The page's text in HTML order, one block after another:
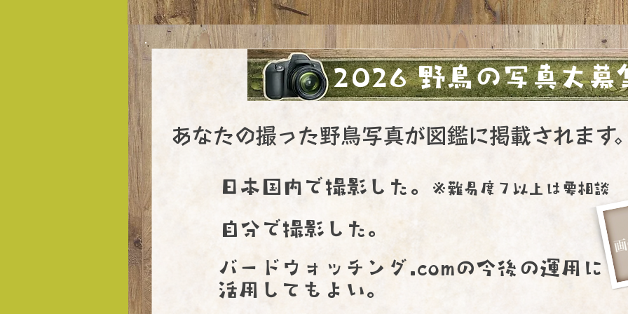
2026 野鳥の写真大募
あなたの撮った野鳥写真が図鑑に掲載されます
日本国内で撮影した。 ※難易度７以上は要相談
自分で撮影した。
​バードウォッチング.comの今後の運用に
活用してもよい。